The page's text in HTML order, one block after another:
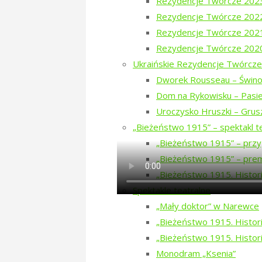
Rezydencje Twórcze
Rezydencje Twórcze
Rezydencje Twórcze
Ukraińskie Rezydencje Twórcze
Dworek Rousseau –
Dom na Rykowisku –
Uroczysko Hruszki –
„Bieżeństwo 1915” – spektakl
„Bieżeństwo 1915” –
„Bieżeństwo 1915” –
„Bieżeństwo 1915.
Spektakle teatralne
„Mały doktor” w Narewce
„Bieżeństwo 1915.
„Bieżeństwo 1915.
Monodram „Ksenia”
Sfinansowano przez Narodowy Instytut